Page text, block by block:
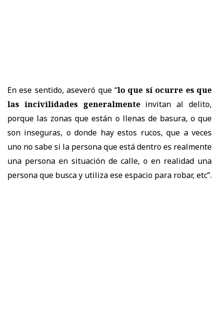
En ese sentido, aseveró que “lo que sí ocurre es que
las incivilidades generalmenteinvitan al delito,
porque las zonas que están o llenas de basura, o que
son inseguras, o donde hay estos rucos, que a veces
uno no sabe si la persona que está dentro es realmente
una persona en situación de calle, o en realidad una
persona que busca y utiliza ese espacio para robar, etc”.